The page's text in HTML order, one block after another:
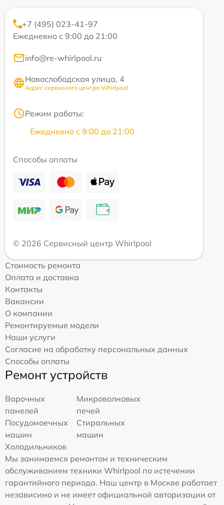
+7 (495) 023-41-97
Ежедневно с 9:00 до 21:00
info@re-whirlpool.ru
Новослободская улица, 4
Адрес сервисного центра Whirlpool
Режим работы:
Ежедневно с 9:00 до 21:00
Способы оплаты
© 2026 Сервисный центр Whirlpool
Стоимость ремонта
Оплата и доставка
Контакты
Вакансии
О компании
Ремонтируемые модели
Наши услуги
Согласие на обработку персональных данных
Способы оплаты
Ремонт устройств
Варочных
панелей
Микроволновых
печей
Посудомоечных
машин
Стиральных
машин
Холодильников
Мы занимаемся ремонтом и техническим
обслуживанием техники Whirlpool по истечении
гарантийного периода. Наш центр в Москве работает
независимо и не имеет официальной авторизации от